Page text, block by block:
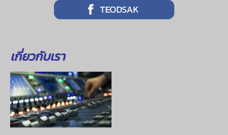
เกี่ยวกับเรา